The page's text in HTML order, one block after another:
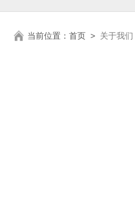
当前位置： 首页 > 关于我们